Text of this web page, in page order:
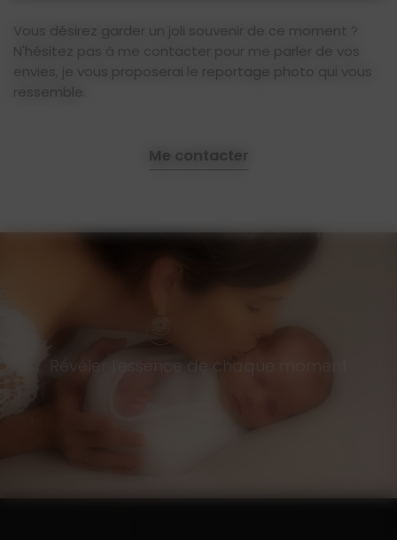
Vous désirez garder un joli souvenir de ce moment ?
N'hésitez pas à me contacter pour me parler de vos
envies, je vous proposerai le reportage photo qui vous
Me contacter
Révéler l'essence de chaque moment